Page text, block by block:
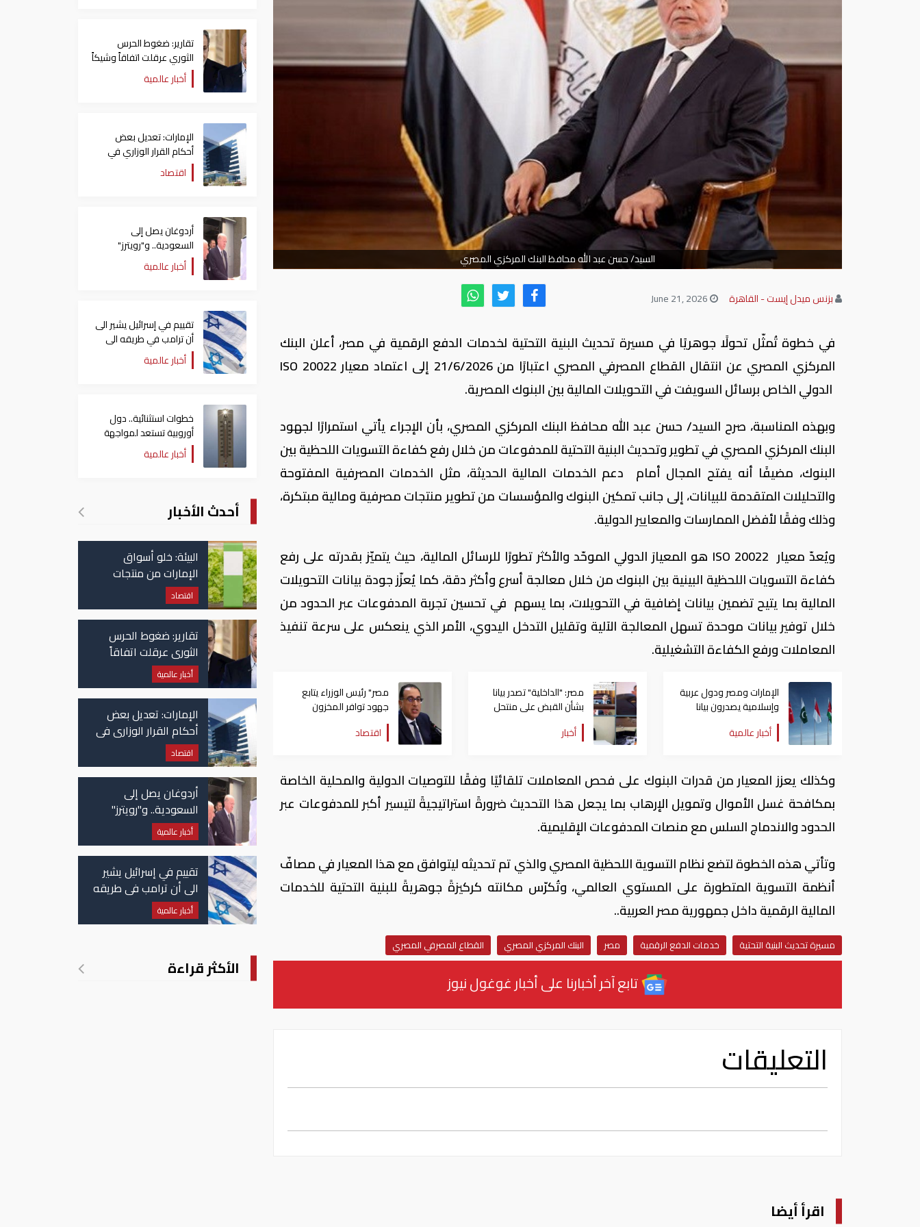
السيد/ حسن عبد الله محافظ البنك المركزي المصري
بزنس ميدل إيست - القاهرة
في خطوة تُمثّل تحولًا جوهريًا في مسيرة تحديث البنية التحتية لخدمات الدفع الرقمية في مصر، أعلن البنك
المركزي المصري عن انتقال القطاع المصرفي المصري اعتبارًا من 21/6/2026 إلى اعتماد معيار ISO 20022
الدولي الخاص برسائل السويفت في التحويلات المالية بين البنوك المصرية.
وبهذه المناسبة، صرح السيد/ حسن عبد الله محافظ البنك المركزي المصري، بأن الإجراء يأتي استمرارًا لجهود
البنك المركزي المصري في تطوير وتحديث البنية التحتية للمدفوعات من خلال رفع كفاءة التسويات اللحظية بين
البنوك، مضيفًا أنه يفتح المجال أمام دعم الخدمات المالية الحديثة، مثل الخدمات المصرفية المفتوحة
والتحليلات المتقدمة للبيانات، إلى جانب تمكين البنوك والمؤسسات من تطوير منتجات مصرفية ومالية مبتكرة،
وذلك وفقًا لأفضل الممارسات والمعايير الدولية.
ويُعدّ معيار ISO 20022 هو المعيارَ الدولي الموحّد والأكثر تطورًا للرسائل المالية، حيث يتميّز بقدرته على رفع
كفاءة التسويات اللحظية البينية بين البنوك من خلال معالجة أسرع وأكثر دقة، كما يُعزّز جودة بيانات التحويلات
المالية بما يتيح تضمين بيانات إضافية في التحويلات، بما يسهم في تحسين تجربة المدفوعات عبر الحدود من
خلال توفير بيانات موحدة تسهل المعالجة الآلية وتقليل التدخل اليدوي، الأمر الذي ينعكس على سرعة تنفيذ
المعاملات ورفع الكفاءة التشغيلية.
الإمارات ومصر ودول عربية
وإسلامية يصدرون بيانا
مشتركا بشأن الانتهاكات
الإسرائيلية في غزة
أخبار عالمية
مصر: "الداخلية" تصدر بيانا
بشأن القبض على منتحل
صفة قاضي للاستيلاء على
المواطنين
أخبار
مصر" رئيس الوزراء يتابع
جهود توافر المخزون
الاستراتيجي من السلع
والمنتجات الأساسية
اقتصاد
وكذلك يعزز المعيار من قدرات البنوك على فحص المعاملات تلقائيًا وفقًا للتوصيات الدولية والمحلية الخاصة
بمكافحة غسل الأموال وتمويل الإرهاب بما يجعل هذا التحديث ضرورةً استراتيجيةً لتيسير أكبر للمدفوعات عبر
الحدود والاندماج السلس مع منصات المدفوعات الإقليمية.
وتأتي هذه الخطوة لتضع نظام التسوية اللحظية المصري والذي تم تحديثه ليتوافق مع هذا المعيار في مصافّ
أنظمة التسوية المتطورة على المستوي العالمي، وتُكرّس مكانته كركيزةً جوهريةً للبنية التحتية للخدمات
المالية الرقمية داخل جمهورية مصر العربية..
مسيرة تحديث البنية التحتية خدمات الدفع الرقمية مصر البنك المركزي المصري القطاع المصرفي المصري
تابع آخر أخبارنا على أخبار غوغول نيوز
التعليقات
اقرأ أيضا
تقارير: ضغوط الحرس
الثوري عرقلت اتفاقاً وشيكاً
حول هرمز
أخبار عالمية
الإمارات: تعديل بعض
أحكام القرار الوزاري في
شأن الضريبة على الشركات
والأعمال
اقتصاد
أردوغان يصل إلى
السعودية.. و"رويترز"
تكشف تفاصيل الاتفاق
المرتقب
أخبار عالمية
تقييم في إسرائيل يشير الى
أن ترامب في طريقه الى
إبرام اتفاق مع إيران
أخبار عالمية
خطوات استثنائية.. دول
أوروبية تستعد لمواجهة
موجة حر غير مسبوقة
أخبار عالمية
أحدث الأخبار
البيئة: خلو أسواق
الإمارات من منتجات
الخس المرتبطة بتفشي
داء السيكلوسبورا
اقتصاد
تقارير: ضغوط الحرس
الثوري عرقلت اتفاقاً
وشيكاً حول هرمز
أخبار عالمية
الإمارات: تعديل بعض
أحكام القرار الوزاري في
شأن الضريبة على
الشركات والأعمال
اقتصاد
أردوغان يصل إلى
السعودية.. و"رويترز"
تكشف تفاصيل الاتفاق
المرتقب
أخبار عالمية
تقييم في إسرائيل يشير
الى أن ترامب في طريقه
الى إبرام اتفاق مع إيران
أخبار عالمية
الأكثر قراءة